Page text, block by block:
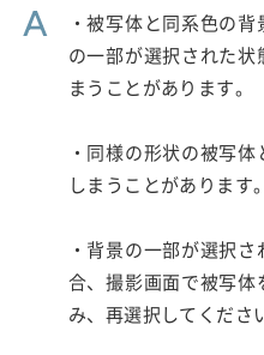
A
・被写体と同系色の
の一部が選択された
まうことがあります。
・同様の形状の被写
しまうことがあります。
・背景の一部が選択
合、撮影画面で被写体
み、再選択してくださ